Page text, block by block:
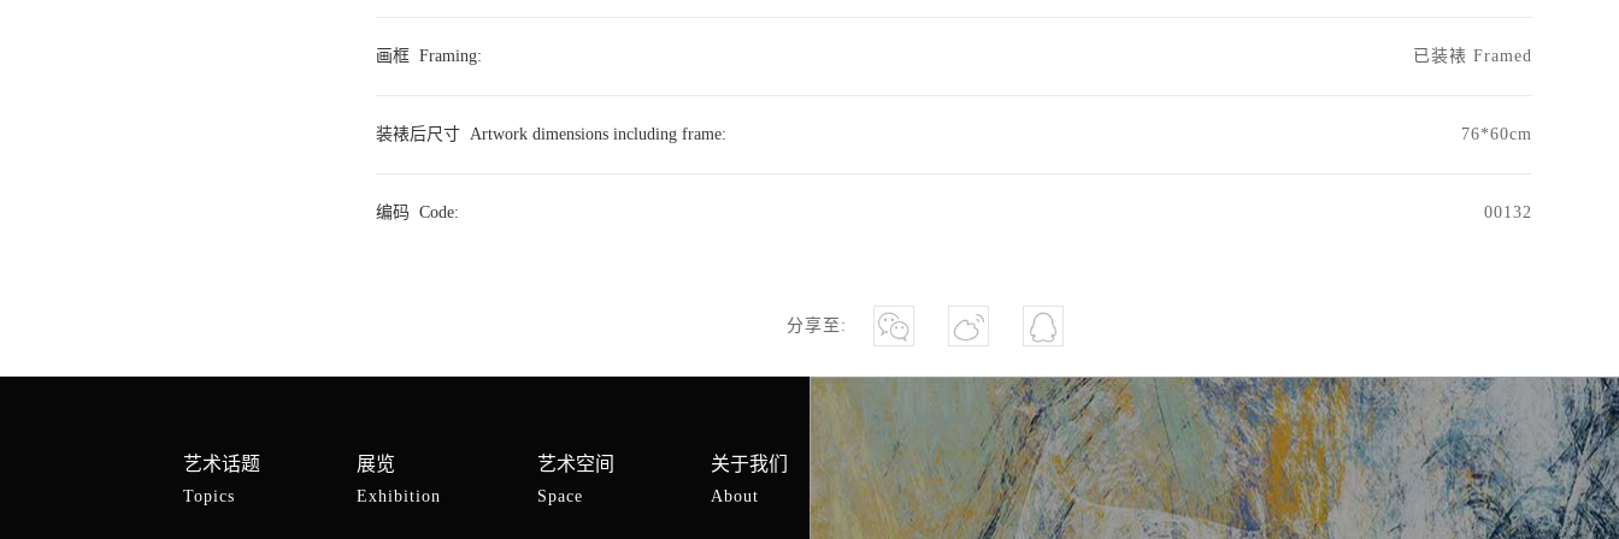
画框 Framing: 已装裱 Framed
装裱后尺寸 Artwork dimensions including frame: 76*60cm
编码 Code: 00132
分享至:
艺术话题
Topics
展览
Exhibition
艺术空间
Space
关于我们
About